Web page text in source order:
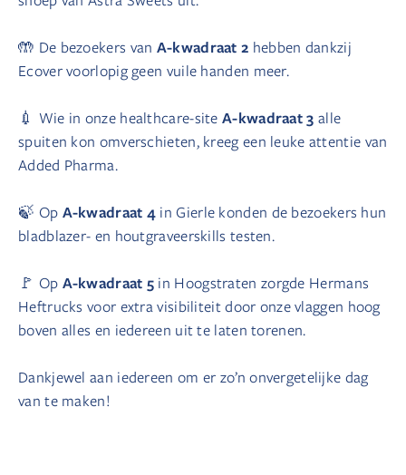
🤲 De bezoekers van A-kwadraat 2 hebben dankzij
Ecover voorlopig geen vuile handen meer.
💉 Wie in onze healthcare-site A-kwadraat 3 alle
spuiten kon omverschieten, kreeg een leuke attentie van
Added Pharma.
🍃 Op A-kwadraat 4 in Gierle konden de bezoekers hun
bladblazer- en houtgraveerskills testen.
🚩 Op A-kwadraat 5 in Hoogstraten zorgde Hermans
Heftrucks voor extra visibiliteit door onze vlaggen hoog
boven alles en iedereen uit te laten torenen.
Dankjewel aan iedereen om er zo’n onvergetelijke dag
van te maken!